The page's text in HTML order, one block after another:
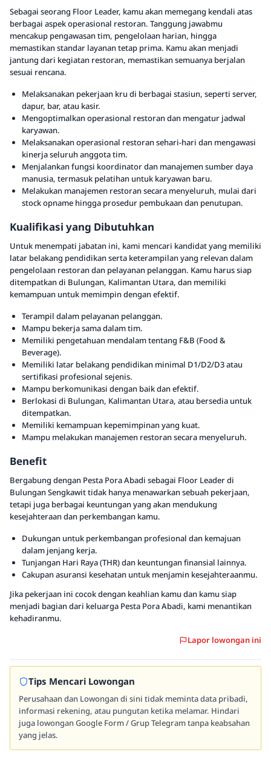
Sebagai seorang Floor Leader, kamu akan memegang kendali atas
berbagai aspek operasional restoran. Tanggung jawabmu
mencakup pengawasan tim, pengelolaan harian, hingga
memastikan standar layanan tetap prima. Kamu akan menjadi
jantung dari kegiatan restoran, memastikan semuanya berjalan
sesuai rencana.
Melaksanakan pekerjaan kru di berbagai stasiun, seperti server,
dapur, bar, atau kasir.
Mengoptimalkan operasional restoran dan mengatur jadwal
karyawan.
Melaksanakan operasional restoran sehari-hari dan mengawasi
kinerja seluruh anggota tim.
Menjalankan fungsi koordinator dan manajemen sumber daya
manusia, termasuk pelatihan untuk karyawan baru.
Melakukan manajemen restoran secara menyeluruh, mulai dari
stock opname hingga prosedur pembukaan dan penutupan.
Kualifikasi yang Dibutuhkan
Untuk menempati jabatan ini, kami mencari kandidat yang memiliki
latar belakang pendidikan serta keterampilan yang relevan dalam
pengelolaan restoran dan pelayanan pelanggan. Kamu harus siap
ditempatkan di Bulungan, Kalimantan Utara, dan memiliki
kemampuan untuk memimpin dengan efektif.
Terampil dalam pelayanan pelanggan.
Mampu bekerja sama dalam tim.
Memiliki pengetahuan mendalam tentang F&B (Food &
Beverage).
Memiliki latar belakang pendidikan minimal D1/D2/D3 atau
sertifikasi profesional sejenis.
Mampu berkomunikasi dengan baik dan efektif.
Berlokasi di Bulungan, Kalimantan Utara, atau bersedia untuk
ditempatkan.
Memiliki kemampuan kepemimpinan yang kuat.
Mampu melakukan manajemen restoran secara menyeluruh.
Benefit
Bergabung dengan Pesta Pora Abadi sebagai Floor Leader di
Bulungan Sengkawit tidak hanya menawarkan sebuah pekerjaan,
tetapi juga berbagai keuntungan yang akan mendukung
kesejahteraan dan perkembangan kamu.
Dukungan untuk perkembangan profesional dan kemajuan
dalam jenjang kerja.
Tunjangan Hari Raya (THR) dan keuntungan finansial lainnya.
Cakupan asuransi kesehatan untuk menjamin kesejahteraanmu.
Jika pekerjaan ini cocok dengan keahlian kamu dan kamu siap
menjadi bagian dari keluarga Pesta Pora Abadi, kami menantikan
kehadiranmu.
Lapor lowongan ini
Tips Mencari Lowongan
Perusahaan dan Lowongan di sini tidak meminta data pribadi,
informasi rekening, atau pungutan ketika melamar. Hindari
juga lowongan Google Form / Grup Telegram tanpa keabsahan
yang jelas.